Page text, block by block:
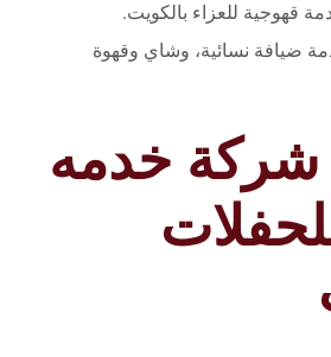
قهوجية للعزاء بالكويت.
ضيافة نسائية، وشاي وقهوة
خدمه